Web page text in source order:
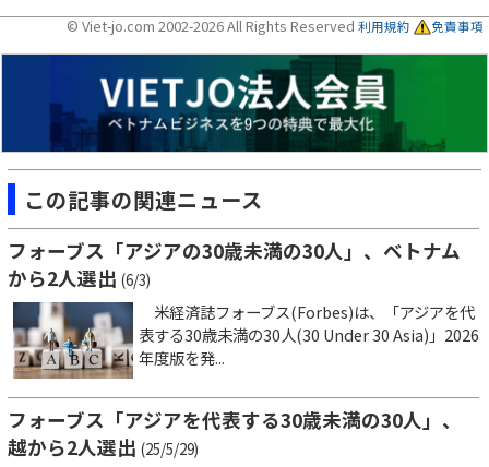
© Viet-jo.com 2002-2026 All Rights Reserved 利用規約 免責事項
この記事の関連ニュース
フォーブス「アジアの30歳未満の30人」、ベトナム
から2人選出 (6/3)
米経済誌フォーブス(Forbes)は、「アジアを代
表する30歳未満の30人(30 Under 30 Asia)」2026
年度版を発...
フォーブス「アジアを代表する30歳未満の30人」、
越から2人選出 (25/5/29)